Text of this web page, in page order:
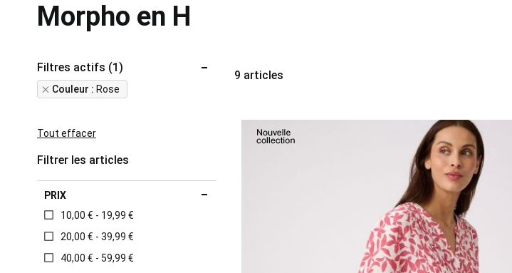
Morpho en H
9 articles
Filtres actifs (1)
Couleur Rose
Remove
Tout effacer
Filtrer les articles
PRIX
10,00 € - 19,99 €
20,00 € - 39,99 €
40,00 € - 59,99 €